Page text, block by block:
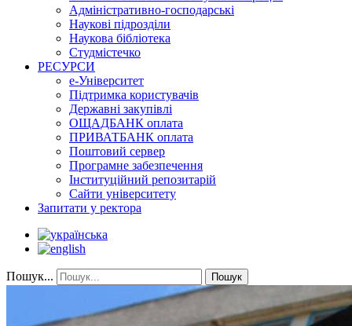
Адміністративно-господарські
Наукові підрозділи
Наукова бібліотека
Студмістечко
РЕСУРСИ
е-Університет
Підтримка користувачів
Державні закупівлі
ОЩАДБАНК оплата
ПРИВАТБАНК оплата
Поштовий сервер
Програмне забезпечення
Інституційний репозитарій
Сайти університету
Запитати у ректора
Пошук... Пошук